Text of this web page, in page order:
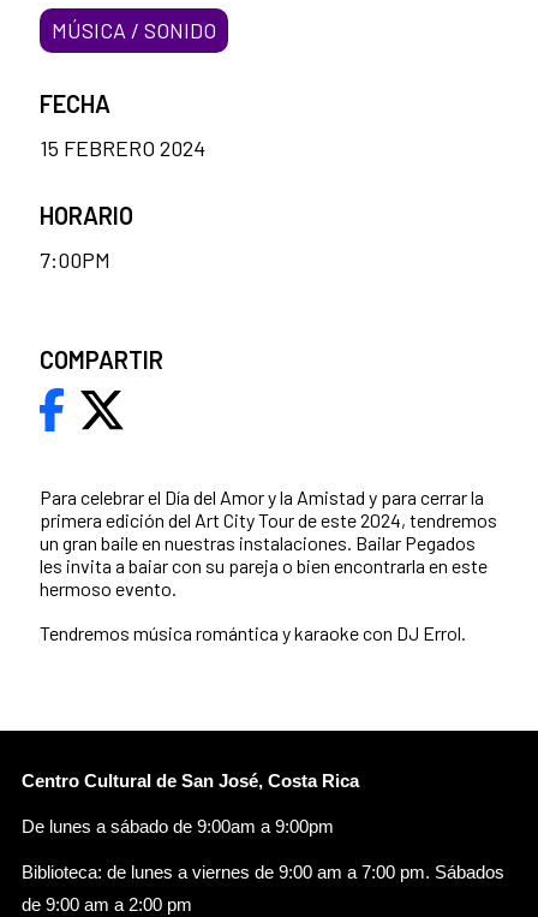
Para celebrar el Día del Amor y la Amistad y para cerrar la
primera edición del Art City Tour de este 2024, tendremos
un gran baile en nuestras instalaciones. Bailar Pegados
les invita a baiar con su pareja o bien encontrarla en este
hermoso evento.
Tendremos música romántica y karaoke con DJ Errol.
MÚSICA / SONIDO
FECHA
15 FEBRERO 2024
HORARIO
7:00PM
COMPARTIR
Centro Cultural de San José, Costa Rica
De lunes a sábado de 9:00am a 9:00pm
Biblioteca: de lunes a viernes de 9:00 am a 7:00 pm. Sábados
de 9:00 am a 2:00 pm